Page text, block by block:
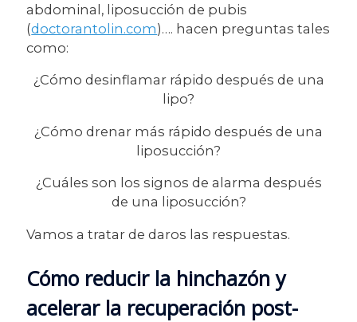
abdominal, liposucción de pubis
(doctorantolin.com)…. hacen preguntas tales
como:
¿Cómo desinflamar rápido después de una
lipo?
¿Cómo drenar más rápido después de una
liposucción?
¿Cuáles son los signos de alarma después
de una liposucción?
Vamos a tratar de daros las respuestas.
Cómo reducir la hinchazón y
acelerar la recuperación post-